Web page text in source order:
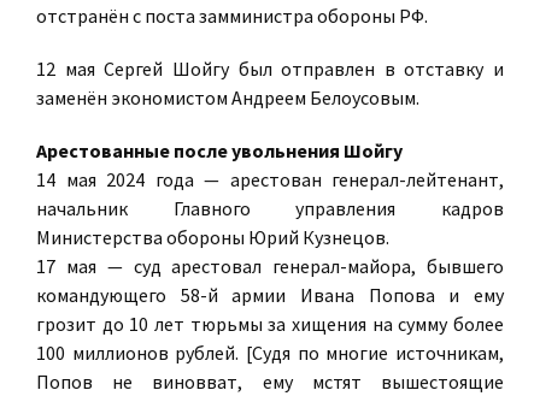
отстранён с поста замминистра обороны РФ.
12 мая Сергей Шойгу был отправлен в отставку и
заменён экономистом Андреем Белоусовым.
Арестованные после увольнения Шойгу
14 мая 2024 года — арестован генерал-лейтенант,
начальник Главного управления кадров
Министерства обороны Юрий Кузнецов.
17 мая — суд арестовал генерал-майора, бывшего
командующего 58-й армии Ивана Попова и ему
грозит до 10 лет тюрьмы за хищения на сумму более
100 миллионов рублей. [Судя по многие источникам,
Попов не виновват, ему мстят вышестоящие